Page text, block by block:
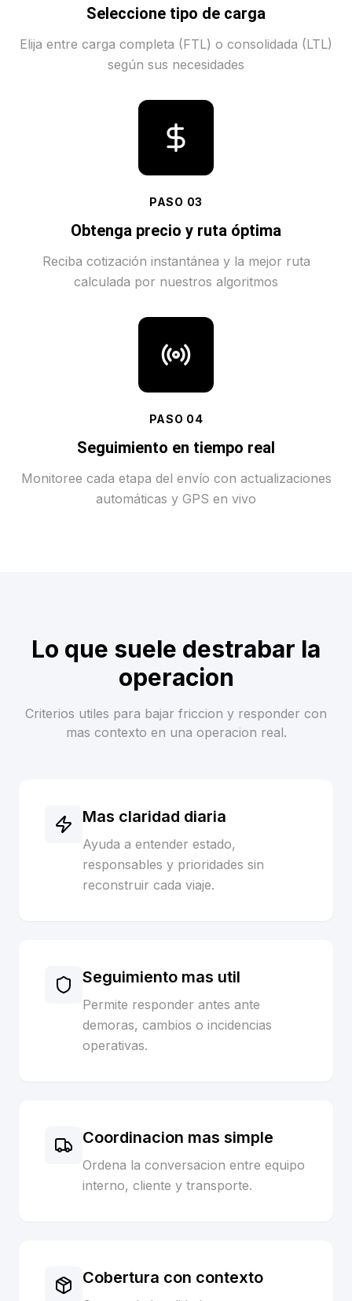
Seleccione tipo de carga
Elija entre carga completa (FTL) o consolidada (LTL)
según sus necesidades
PASO 03
Obtenga precio y ruta óptima
Reciba cotización instantánea y la mejor ruta
calculada por nuestros algoritmos
PASO 04
Seguimiento en tiempo real
Monitoree cada etapa del envío con actualizaciones
automáticas y GPS en vivo
Lo que suele destrabar la
operacion
Criterios utiles para bajar friccion y responder con
mas contexto en una operacion real.
Mas claridad diaria
Ayuda a entender estado,
responsables y prioridades sin
reconstruir cada viaje.
Seguimiento mas util
Permite responder antes ante
demoras, cambios o incidencias
operativas.
Coordinacion mas simple
Ordena la conversacion entre equipo
interno, cliente y transporte.
Cobertura con contexto